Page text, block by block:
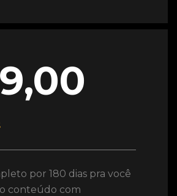
por 180 dias pra você
conteúdo com